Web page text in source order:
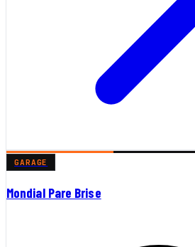
GARAGE
Mondial Pare Brise